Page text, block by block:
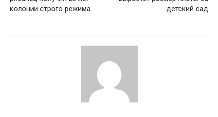
колонии строго режима
детский сад